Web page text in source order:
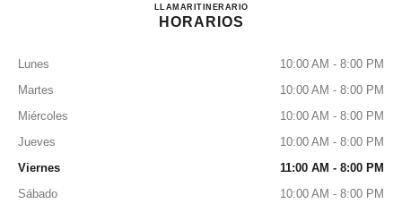
LLAMAR4042668200ITINERARIONEIMAN MARCUS
HORARIOS
Lunes
10:00 AM - 8:00 PM
Martes
10:00 AM - 8:00 PM
Miércoles
10:00 AM - 8:00 PM
Jueves
10:00 AM - 8:00 PM
Viernes
11:00 AM - 8:00 PM
Sábado
10:00 AM - 8:00 PM